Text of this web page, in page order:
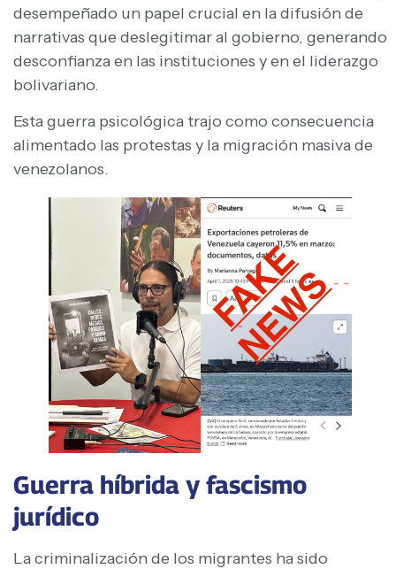
desempeñado un papel crucial en la difusión de
narrativas que deslegitimar al gobierno, generando
desconfianza en las instituciones y en el liderazgo
bolivariano.
Esta guerra psicológica trajo como consecuencia
alimentado las protestas y la migración masiva de
venezolanos.
Guerra híbrida y fascismo
jurídico
La criminalización de los migrantes ha sido